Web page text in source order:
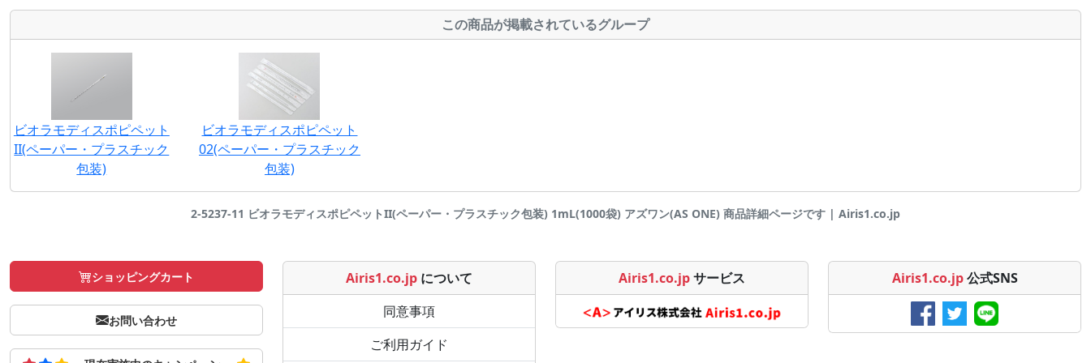
この商品が掲載されているグループ
ビオラモディスポピペット
II(ペーパー・プラスチック
包装)
ビオラモディスポピペット
02(ペーパー・プラスチック
包装)
2-5237-11 ビオラモディスポピペットII(ペーパー・プラスチック包装) 1mL(1000袋) アズワン(AS ONE) 商品詳細ページです | Airis1.co.jp
ショッピングカート
お問い合わせ
Airis1.co.jp について
同意事項
ご利用ガイド
Airis1.co.jpサービス Airis1.co.jp 公式SNS